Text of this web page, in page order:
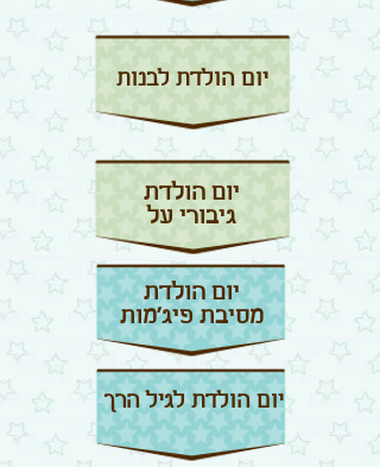
יום הולדת לבנות
יום הולדת
גיבורי על
יום הולדת
מסיבת פיג'מות
​​​ יום הולדת לגיל הרך